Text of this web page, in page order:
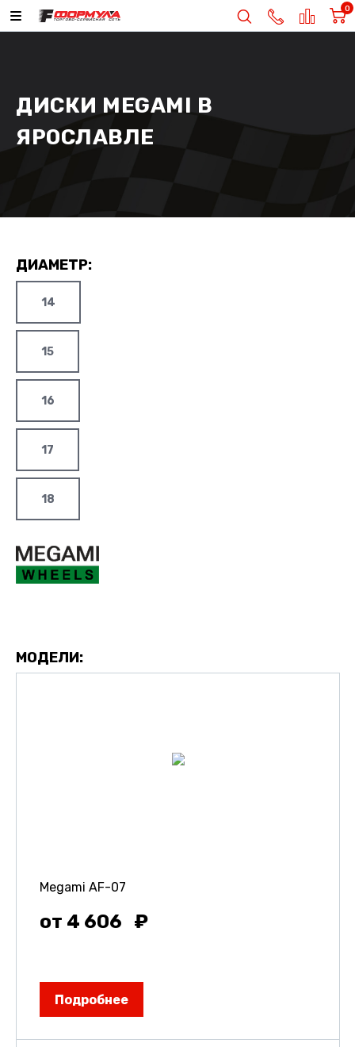
0
ДИСКИ MEGAMI В
ЯРОСЛАВЛЕ
ДИАМЕТР:
14
15
16
17
18
МОДЕЛИ:
Megami AF-07
от 4 606
Подробнее